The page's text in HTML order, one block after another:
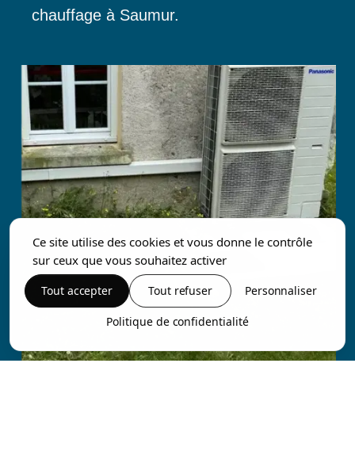
chauffage à Saumur.
Ce site utilise des cookies et vous donne le contrôle
sur ceux que vous souhaitez activer
Tout accepter Tout refuser Personnaliser
Politique de confidentialité